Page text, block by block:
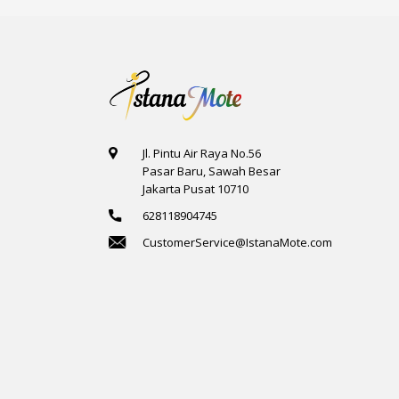
Jl. Pintu Air Raya No.56
Pasar Baru, Sawah Besar
Jakarta Pusat 10710
628118904745
CustomerService@IstanaMote.com